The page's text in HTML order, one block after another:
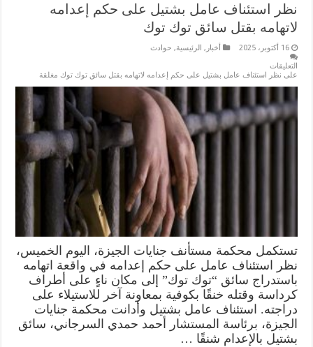
نظر استئناف عامل بشتيل على حكم إعدامه
لاتهامه بقتل سائق توك توك
16 أكتوبر، 2025 أخبار , الرئيسية, حوادث
التعليقات
على نظر استئناف عامل بشتيل على حكم إعدامه لاتهامه بقتل سائق توك توك مغلقة
تستكمل محكمة مستأنف جنايات الجيزة، اليوم الخميس،
نظر استئناف عامل على حكم إعدامه في واقعة اتهامه
باستدراج سائق “توك توك” إلى مكان ناءٍ على أطراف
كرداسة وقتله خنقًا بكوفية بمعاونة آخر للاستيلاء على
دراجته. استئناف عامل بشتيل وأدانت محكمة جنايات
الجيزة، برئاسة المستشار أحمد حمدي السرجاني، سائق
بشتيل بالإعدام شنقًا …